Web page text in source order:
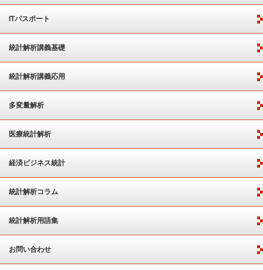
ITパスポート
統計解析講義基礎
統計解析講義応用
多変量解析
医療統計解析
経済ビジネス統計
統計解析コラム
統計解析用語集
お問い合わせ